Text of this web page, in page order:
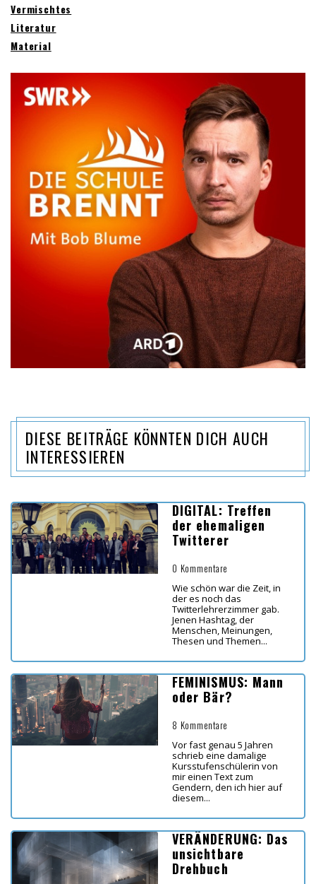
Vermischtes
Literatur
Material
DIESE BEITRÄGE KÖNNTEN DICH AUCH
INTERESSIEREN
DIGITAL: Treffen
der ehemaligen
Twitterer
0 Kommentare
Wie schön war die Zeit, in
der es noch das
Twitterlehrerzimmer gab.
Jenen Hashtag, der
Menschen, Meinungen,
Thesen und Themen...
FEMINISMUS: Mann
oder Bär?
8 Kommentare
Vor fast genau 5 Jahren
schrieb eine damalige
Kursstufenschülerin von
mir einen Text zum
Gendern, den ich hier auf
diesem...
VERÄNDERUNG: Das
unsichtbare
Drehbuch